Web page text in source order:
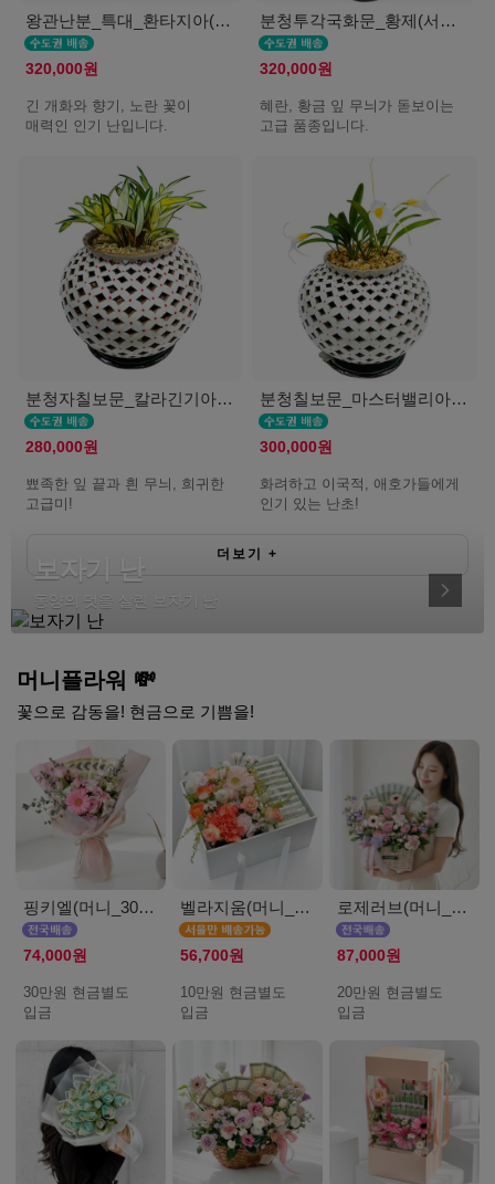
왕관난분_특대_환타지아(서울K)
320,000원
긴 개화와 향기, 노란 꽃이
매력인 인기 난입니다.
분청투각국화문_황제(서울K)
320,000원
혜란, 황금 잎 무늬가 돋보이는
고급 품종입니다.
분청자칠보문_칼라긴기아난(서울K)
280,000원
뾰족한 잎 끝과 흰 무늬, 희귀한
고급미!
분청칠보문_마스터밸리아(서울K)
300,000원
화려하고 이국적, 애호가들에게
인기 있는 난초!
더보기 +
보자기 난
동양의 멋을 살린 보자기 난
머니플라워 💸
꽃으로 감동을! 현금으로 기쁨을!
핑키엘(머니_30만원)
74,000원
30만원 현금별도
입금
벨라지움(머니_서울_10만원)
56,700원
10만원 현금별도
입금
로제러브(머니_20만원)
87,000원
20만원 현금별도
입금